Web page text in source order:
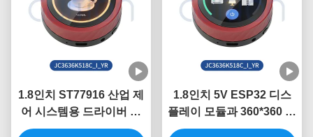
1.8인치 ST77916 산업 제
어 시스템용 드라이버 칩
ESP32 디스플레이 유닛
1.8인치 5V ESP32 디스
플레이 모듈과 360*360 해
상도로 프로젝트를 업그레